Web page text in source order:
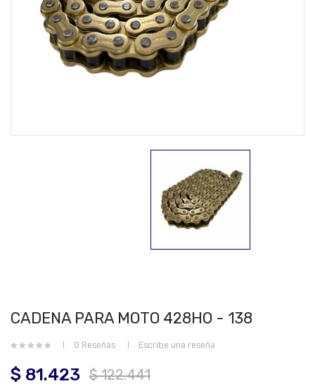
CADENA PARA MOTO 428HO - 138
0 Reseñas Escribe una reseña
$ 81.423 $ 122.441